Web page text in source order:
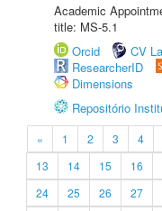
Academic
title: MS-5.1
Orcid
CV
ResearcherID
Dimensions
Repositório
« 1 2 3 4
13
14 15 16
24
25 26 27